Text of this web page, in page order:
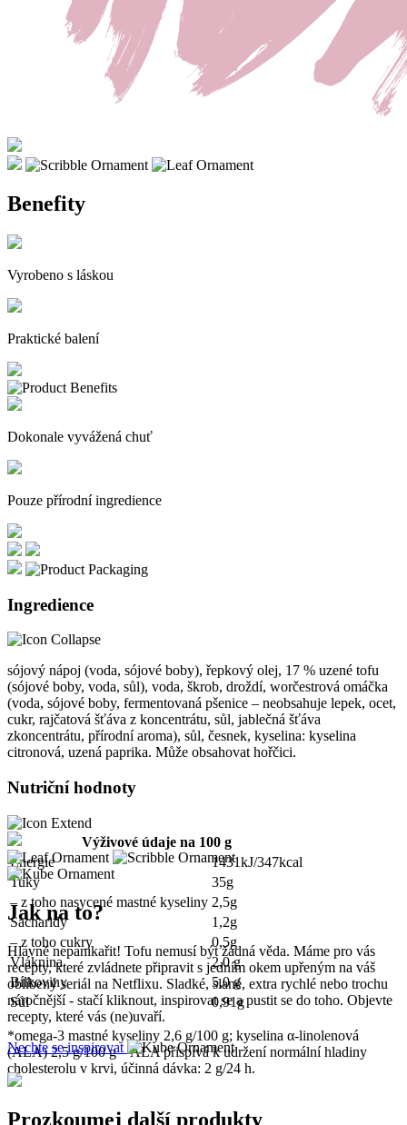
Benefity
Vyrobeno s láskou
Praktické balení
Dokonale vyvážená chuť
Pouze přírodní ingredience
Ingredience
sójový nápoj (voda, sójové boby), řepkový olej, 17 % uzené tofu
(sójové boby, voda, sůl), voda, škrob, droždí, worčestrová omáčka
(voda, sójové boby, fermentovaná pšenice – neobsahuje lepek, ocet,
cukr, rajčatová šťáva z koncentrátu, sůl, jablečná šťáva
zkoncentrátu, přírodní aroma), sůl, česnek, kyselina: kyselina
citronová, uzená paprika. Může obsahovat hořčici.
Nutriční hodnoty
Výživové údaje na 100 g
Energie
1431kJ/347kcal
Tuky
35g
– z toho nasycené mastné kyseliny 2,5g
Sacharidy
1,2g
– z toho cukry
0,5g
Vláknina
2,0 g
Bílkoviny
5,0 g
Sůl
0,91g
*omega-3 mastné kyseliny 2,6 g/100 g; kyselina α-linolenová
(ALA) 2,5 g/100 g – ALA přispívá k udržení normální hladiny
cholesterolu v krvi, účinná dávka: 2 g/24 h.
Jak na to?
Hlavně nepanikařit! Tofu nemusí být žádná věda. Máme pro vás
recepty, které zvládnete připravit s jedním okem upřeným na váš
oblíbený seriál na Netflixu. Sladké, slané, extra rychlé nebo trochu
náročnější - stačí kliknout, inspirovat se a pustit se do toho. Objevte
recepty, které vás (ne)uvaří.
Nechte se inspirovat
Prozkoumej další produkty